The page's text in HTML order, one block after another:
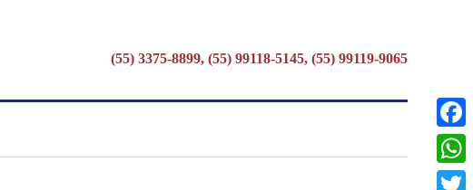
(55) 3375-8899, (55) 99118-5145, (55) 99119-9065